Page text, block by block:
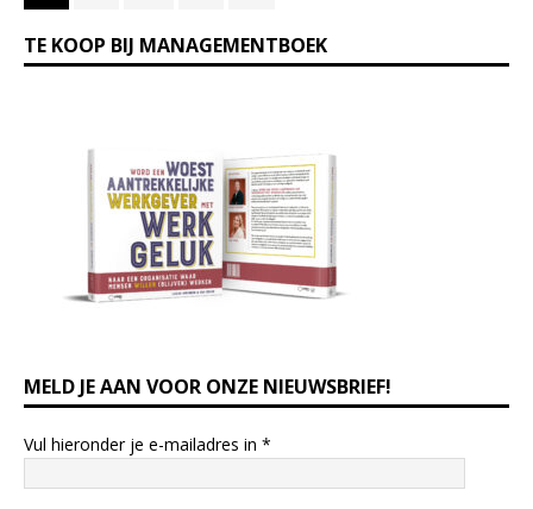
TE KOOP BIJ MANAGEMENTBOEK
MELD JE AAN VOOR ONZE NIEUWSBRIEF!
Vul hieronder je e-mailadres in *